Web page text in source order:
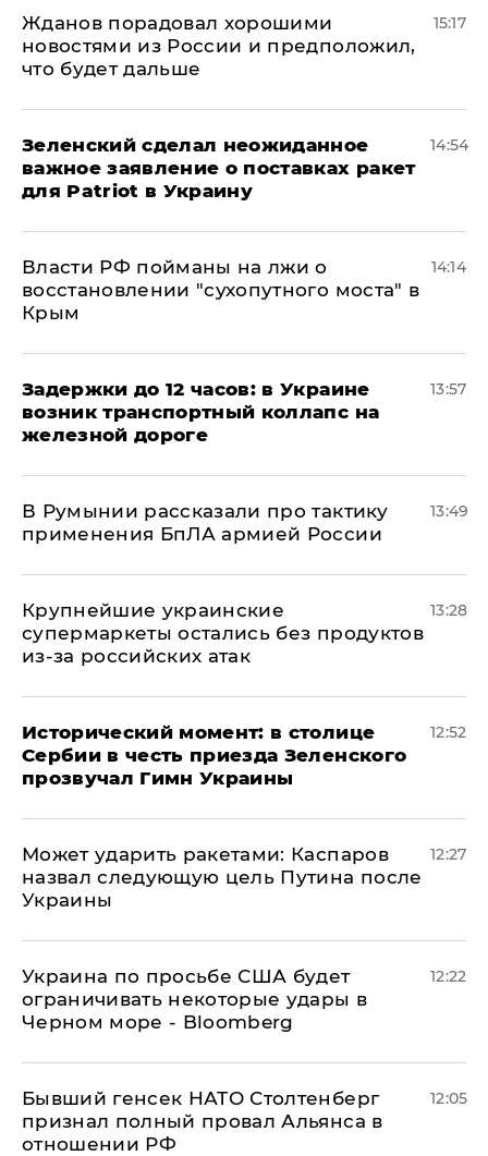
Жданов порадовал хорошими
новостями из России и предположил,
что будет дальше
15:17
Зеленский сделал неожиданное
важное заявление о поставках ракет
для Patriot в Украину
14:54
Власти РФ пойманы на лжи о
восстановлении "сухопутного моста" в
Крым
14:14
Задержки до 12 часов: в Украине
возник транспортный коллапс на
железной дороге
13:57
В Румынии рассказали про тактику
применения БпЛА армией России
13:49
Крупнейшие украинские
супермаркеты остались без продуктов
из-за российских атак
13:28
Исторический момент: в столице
Сербии в честь приезда Зеленского
прозвучал Гимн Украины
12:52
Может ударить ракетами: Каспаров
назвал следующую цель Путина после
Украины
12:27
Украина по просьбе США будет
ограничивать некоторые удары в
Черном море - Bloomberg
12:22
Бывший генсек НАТО Столтенберг
признал полный провал Альянса в
отношении РФ
12:05